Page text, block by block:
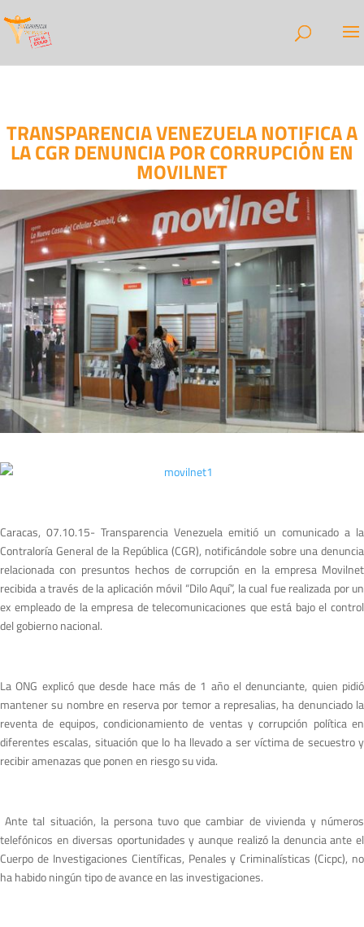
TRANSPARENCIA VENEZUELA NOTIFICA A
LA CGR DENUNCIA POR CORRUPCIÓN EN
MOVILNET
Caracas, 07.10.15- Transparencia Venezuela emitió un comunicado a la
Contraloría General de la República (CGR), notificándole sobre una denuncia
relacionada con presuntos hechos de corrupción en la empresa Movilnet
recibida a través de la aplicación móvil “Dilo Aquí”, la cual fue realizada por un
ex empleado de la empresa de telecomunicaciones que está bajo el control
del gobierno nacional.
La ONG explicó que desde hace más de 1 año el denunciante, quien pidió
mantener su nombre en reserva por temor a represalias, ha denunciado la
reventa de equipos, condicionamiento de ventas y corrupción política en
diferentes escalas, situación que lo ha llevado a ser víctima de secuestro y
recibir amenazas que ponen en riesgo su vida.
Ante tal situación, la persona tuvo que cambiar de vivienda y números
telefónicos en diversas oportunidades y aunque realizó la denuncia ante el
Cuerpo de Investigaciones Científicas, Penales y Criminalísticas (Cicpc), no
ha habido ningún tipo de avance en las investigaciones.